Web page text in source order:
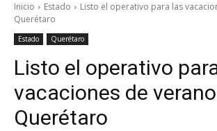
Inicio Estado
Listo el operativo para las
Querétaro
Estado Querétaro
Listo el operativo
vacaciones de
Querétaro